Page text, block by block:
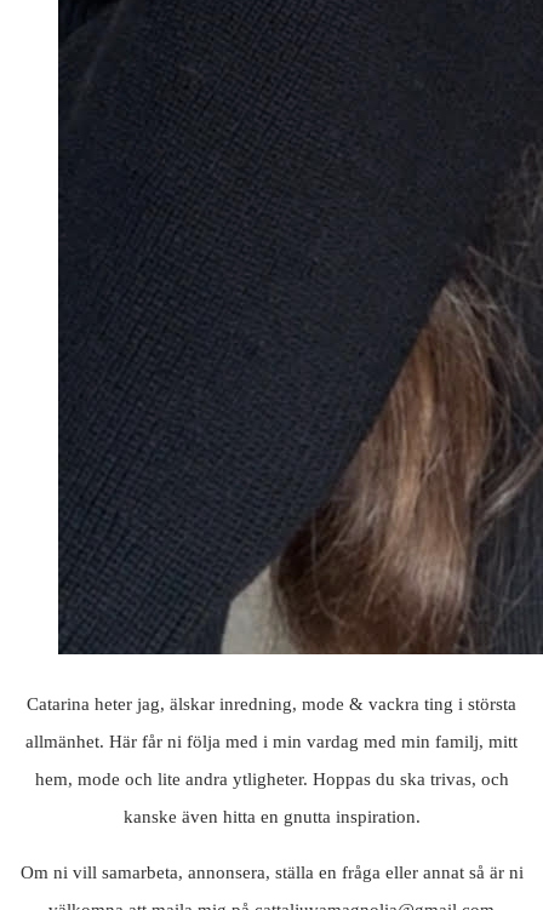
Catarina heter jag, älskar inredning, mode & vackra ting i största
allmänhet. Här får ni följa med i min vardag med min familj, mitt
hem, mode och lite andra ytligheter. Hoppas du ska trivas, och
kanske även hitta en gnutta inspiration.
Om ni vill samarbeta, annonsera, ställa en fråga eller annat så är ni